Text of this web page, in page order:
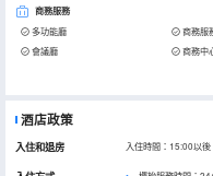
商務服務
多功能廳 商務服
會議廳
商務中
酒店政策
入住和退房 入住時間：15:00以